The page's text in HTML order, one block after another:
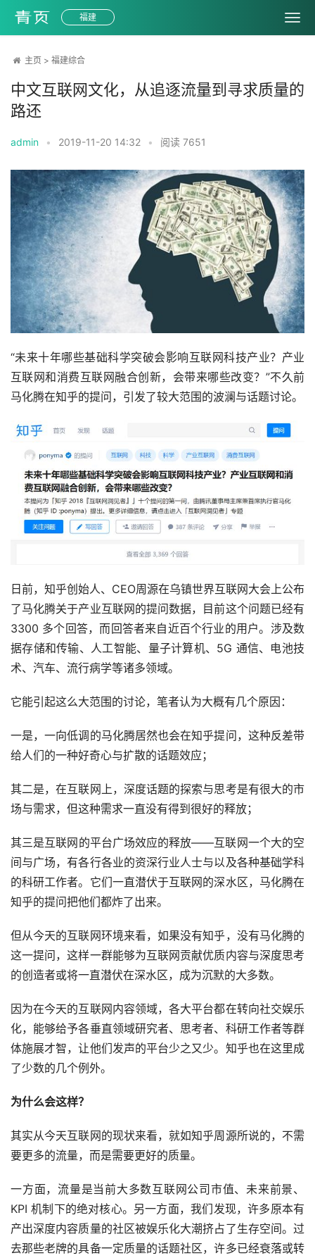
福建
主页 > 福建综合
中文互联网文化，从追逐流量到寻求质量的
路还
admin • 2019-11-20 14:32 • 阅读 7651
“未来十年哪些基础科学突破会影响互联网科技产业？产业
互联网和消费互联网融合创新，会带来哪些改变？”不久前
马化腾在知乎的提问，引发了较大范围的波澜与话题讨论。
日前，知乎创始人、CEO周源在乌镇世界互联网大会上公布
了马化腾关于产业互联网的提问数据，目前这个问题已经有
3300 多个回答，而回答者来自近百个行业的用户。涉及数
据存储和传输、人工智能、量子计算机、5G 通信、电池技
术、汽车、流行病学等诸多领域。
它能引起这么大范围的讨论，笔者认为大概有几个原因：
一是，一向低调的马化腾居然也会在知乎提问，这种反差带
给人们的一种好奇心与扩散的话题效应；
其二是，在互联网上，深度话题的探索与思考是有很大的市
场与需求，但这种需求一直没有得到很好的释放；
其三是互联网的平台广场效应的释放——互联网一个大的空
间与广场，有各行各业的资深行业人士与以及各种基础学科
的科研工作者。它们一直潜伏于互联网的深水区，马化腾在
知乎的提问把他们都炸了出来。
但从今天的互联网环境来看，如果没有知乎，没有马化腾的
这一提问，这样一群能够为互联网贡献优质内容与深度思考
的创造者或将一直潜伏在深水区，成为沉默的大多数。
因为在今天的互联网内容领域，各大平台都在转向社交娱乐
化，能够给予各垂直领域研究者、思考者、科研工作者等群
体施展才智，让他们发声的平台少之又少。知乎也在这里成
了少数的几个例外。
为什么会这样？
其实从今天互联网的现状来看，就如知乎周源所说的，不需
要更多的流量，而是需要更好的质量。
一方面，流量是当前大多数互联网公司市值、未来前景、
KPI 机制下的绝对核心。另一方面，我们发现，许多原本有
产出深度内容质量的社区被娱乐化大潮挤占了生存空间。过
去那些老牌的具备一定质量的话题社区，许多已经衰落或转